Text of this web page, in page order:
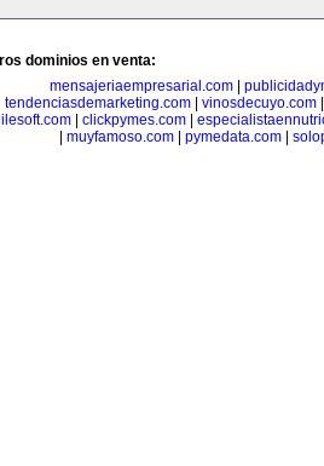
dominios en venta:
mensajeriaempresarial.com|
tendenciasdemarketing.com| vinosdecuyo.com
clickpymes.com
muyfamoso.com pymedata.com